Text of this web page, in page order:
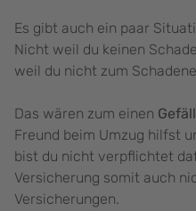
Es gibt auch ein paar
Nicht weil du keinen
weil du nicht zum
Das wären zum einen
Freund beim Umzug hilfst
bist du nicht verpflichtet
Versicherung somit auch
Versicherungen.